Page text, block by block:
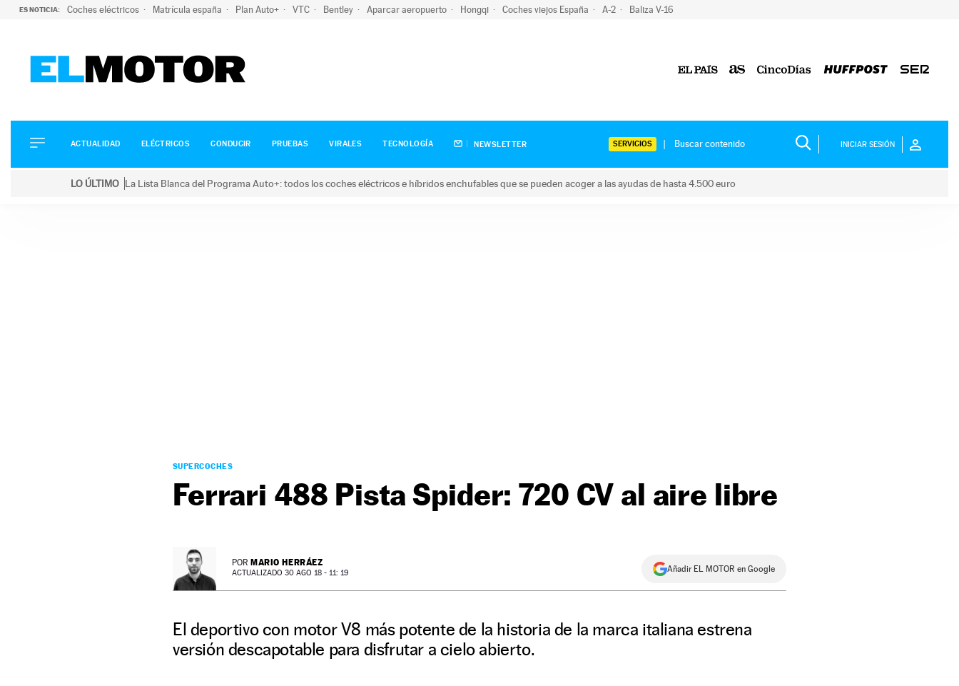
ES NOTICIA: Coches eléctricos Matrícula españa Plan Auto+ VTC Bentley Aparcar aeropuerto Hongqi Coches viejos España A-2 Baliza V-16
ELÉCTRICOS
CONDUCIR
ACTUALIDAD ELÉCTRICOS CONDUCIR PRUEBAS VIRALES TECNOLOGÍA NEWSLETTER SERVICIOS INICIAR SESIÓN
LO ÚLTIMO La Lista Blanca del Programa Auto+: todos los coches eléctricos e híbridos enchufables que se pueden acoger a las ayudas de hasta 4.500 euro
SUPERCOCHES
Ferrari 488 Pista Spider: 720 CV al aire libre
POR MARIO HERRÁEZ
ACTUALIZADO 30 AGO 18 - 11: 19 Añadir EL MOTOR en Google
El deportivo con motor V8 más potente de la historia de la marca italiana estrena
versión descapotable para disfrutar a cielo abierto.